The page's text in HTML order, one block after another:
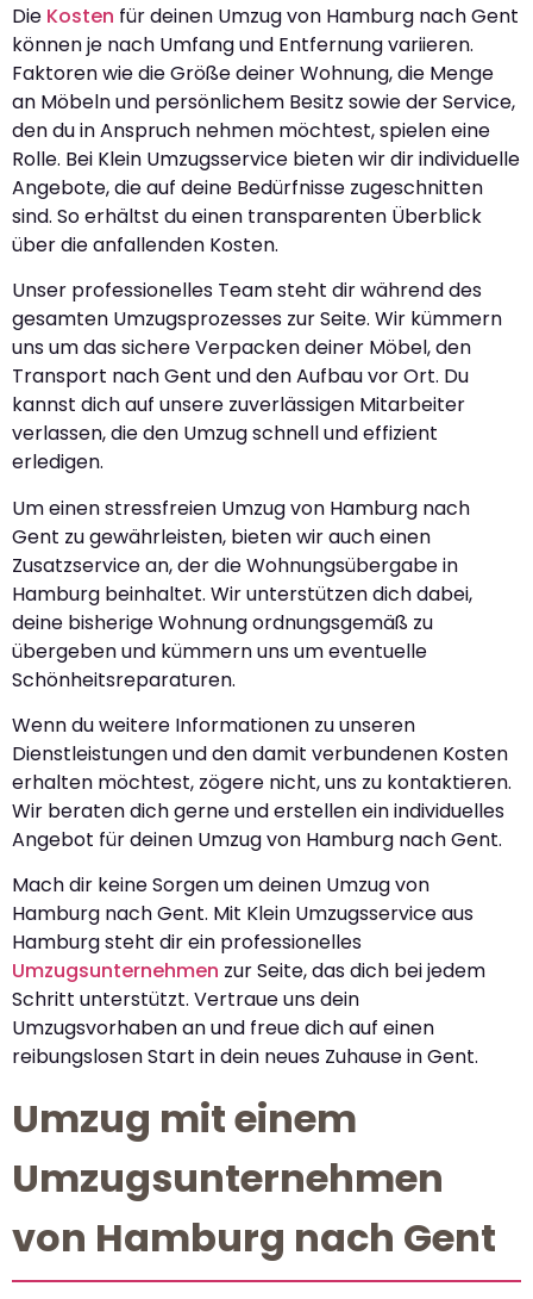
Die Kosten für deinen Umzug von Hamburg nach Gent
können je nach Umfang und Entfernung variieren.
Faktoren wie die Größe deiner Wohnung, die Menge
an Möbeln und persönlichem Besitz sowie der Service,
den du in Anspruch nehmen möchtest, spielen eine
Rolle. Bei Klein Umzugsservice bieten wir dir individuelle
Angebote, die auf deine Bedürfnisse zugeschnitten
sind. So erhältst du einen transparenten Überblick
über die anfallenden Kosten.
Unser professionelles Team steht dir während des
gesamten Umzugsprozesses zur Seite. Wir kümmern
uns um das sichere Verpacken deiner Möbel, den
Transport nach Gent und den Aufbau vor Ort. Du
kannst dich auf unsere zuverlässigen Mitarbeiter
verlassen, die den Umzug schnell und effizient
erledigen.
Um einen stressfreien Umzug von Hamburg nach
Gent zu gewährleisten, bieten wir auch einen
Zusatzservice an, der die Wohnungsübergabe in
Hamburg beinhaltet. Wir unterstützen dich dabei,
deine bisherige Wohnung ordnungsgemäß zu
übergeben und kümmern uns um eventuelle
Schönheitsreparaturen.
Wenn du weitere Informationen zu unseren
Dienstleistungen und den damit verbundenen Kosten
erhalten möchtest, zögere nicht, uns zu kontaktieren.
Wir beraten dich gerne und erstellen ein individuelles
Angebot für deinen Umzug von Hamburg nach Gent.
Mach dir keine Sorgen um deinen Umzug von
Hamburg nach Gent. Mit Klein Umzugsservice aus
Hamburg steht dir ein professionelles
Umzugsunternehmen zur Seite, das dich bei jedem
Schritt unterstützt. Vertraue uns dein
Umzugsvorhaben an und freue dich auf einen
reibungslosen Start in dein neues Zuhause in Gent.
Umzug mit einem
Umzugsunternehmen
von Hamburg nach Gent